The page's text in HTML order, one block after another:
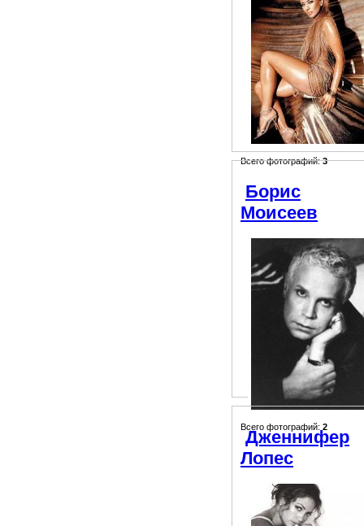
Всего фотографий:3
Борис
Моисеев
Всего фотографий: 2
Дженнифер
Лопес